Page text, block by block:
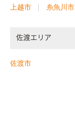
上越市 糸魚川市
佐渡エリア
佐渡市